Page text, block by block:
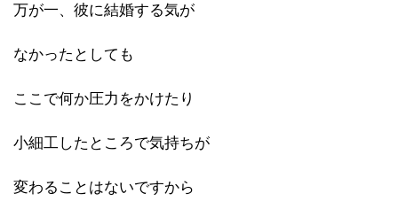
万が一、彼に結婚する気が
なかったとしても
ここで何か圧力をかけたり
小細工したところで気持ちが
変わることはないですから